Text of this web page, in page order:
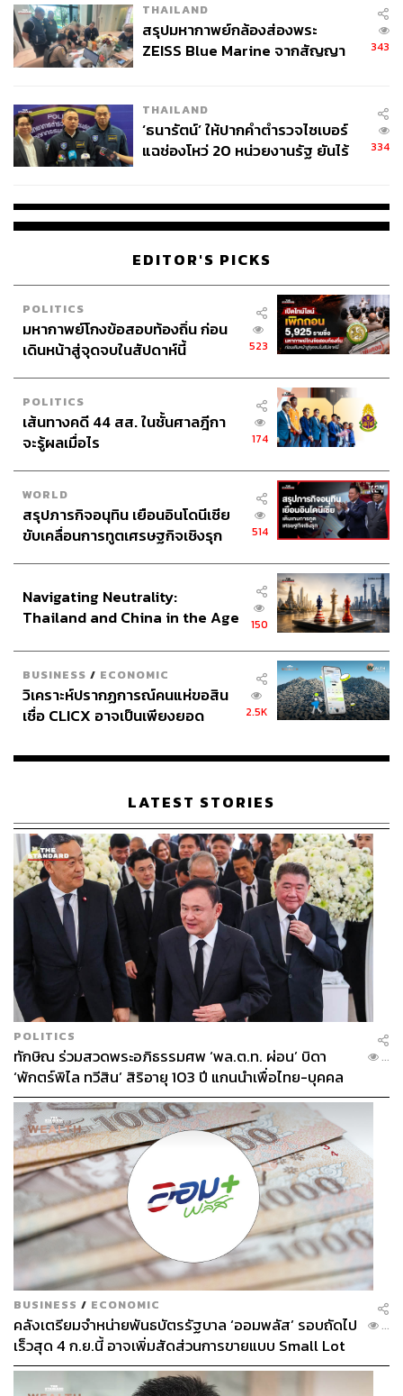
THAILAND
สรุปมหากาพย์กล้องส่องพระ
ZEISS Blue Marine จากสัญญา
จ่ายหนี้-แอบระบุแบรนด์
343
THAILAND
‘ธนารัตน์’ ให้ปากคำตำรวจไซเบอร์
แฉช่องโหว่ 20 หน่วยงานรัฐ ยันไร้
334
EDITOR'S PICKS
POLITICS
มหากาพย์โกงข้อสอบท้องถิ่น ก่อน
เดินหน้าสู่จุดจบในสัปดาห์นี้
523
POLITICS
เส้นทางคดี 44 สส. ในชั้นศาลฎีกา
จะรู้ผลเมื่อไร
174
WORLD
สรุปภารกิจอนุทิน เยือนอินโดนีเซีย
ขับเคลื่อนการทูตเศรษฐกิจเชิงรุก
514
Navigating Neutrality:
Thailand and China in the Age
150
BUSINESS / ECONOMIC
วิเคราะห์ปรากฏการณ์คนแห่ขอสิน
เชื่อ CLICX อาจเป็นเพียงยอด
เรือนไทยที่ถูกซุกไว้
2.5K
LATEST STORIES
POLITICS
ทักษิณ ร่วมสวดพระอภิธรรมศพ ‘พล.ต.ท. ผ่อน’ บิดา
‘พักตร์พิไล ทวีสิน’ สิริอายุ 103 ปี แกนนำเพื่อไทย-บุคคล
หลากวงการร่วมอาลัย
...
BUSINESS / ECONOMIC
คลังเตรียมจำหน่ายพันธบัตรรัฐบาล ‘ออมพลัส’ รอบถัดไป
เร็วสุด 4 ก.ย.นี้ อาจเพิ่มสัดส่วนการขายแบบ Small Lot
First มากขึ้น
...